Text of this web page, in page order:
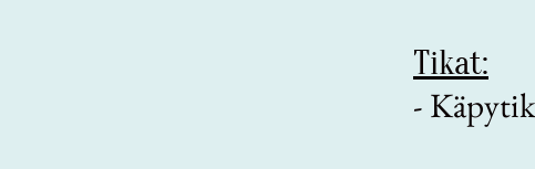
Tikat:
-